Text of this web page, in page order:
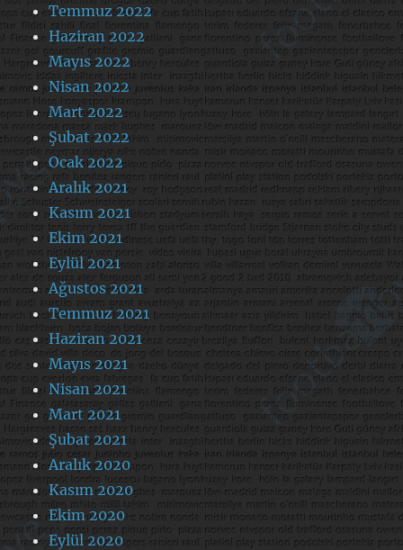
Temmuz 2022
Haziran 2022
Mayıs 2022
Nisan 2022
Mart 2022
Şubat 2022
Ocak 2022
Aralık 2021
Kasım 2021
Ekim 2021
Eylül 2021
Ağustos 2021
Temmuz 2021
Haziran 2021
Mayıs 2021
Nisan 2021
Mart 2021
Şubat 2021
Aralık 2020
Kasım 2020
Ekim 2020
Eylül 2020